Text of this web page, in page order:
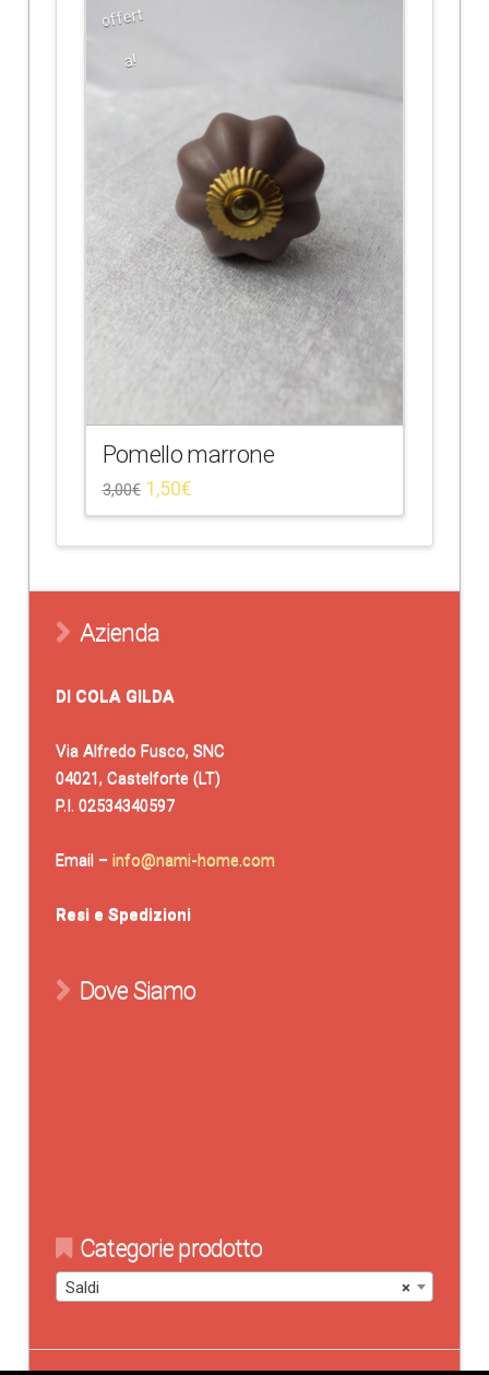
offert
a!
Pomello marrone
3,00€ 1,50€
Azienda
DI COLA GILDA
Via Alfredo Fusco, SNC
04021, Castelforte (LT)
P.I. 02534340597
Email – info@nami-home.com
Resi e Spedizioni
Dove Siamo
Categorie prodotto
×
Saldi